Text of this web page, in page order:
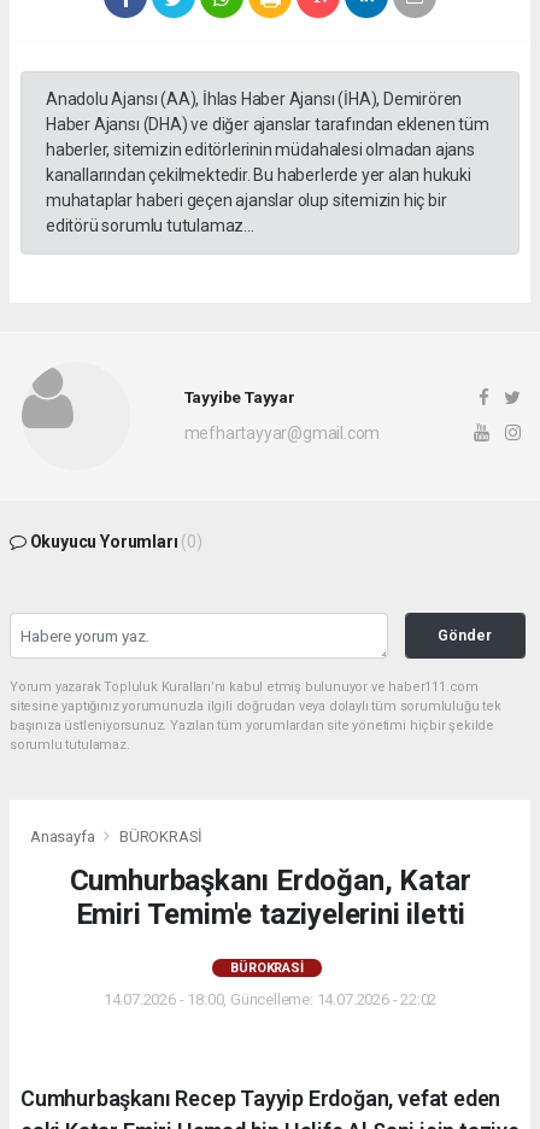
Anadolu Ajansı (AA), İhlas Haber Ajansı (İHA), Demirören
Haber Ajansı (DHA) ve diğer ajanslar tarafından eklenen tüm
haberler, sitemizin editörlerinin müdahalesi olmadan ajans
kanallarından çekilmektedir. Bu haberlerde yer alan hukuki
muhataplar haberi geçen ajanslar olup sitemizin hiç bir
editörü sorumlu tutulamaz...
Tayyibe Tayyar
mefhartayyar@gmail.com
Okuyucu Yorumları (0)
Gönder
Yorum yazarak Topluluk Kuralları’nı kabul etmiş bulunuyor ve haber111.com
sitesine yaptığınız yorumunuzla ilgili doğrudan veya dolaylı tüm sorumluluğu tek
başınıza üstleniyorsunuz. Yazılan tüm yorumlardan site yönetimi hiçbir şekilde
sorumlu tutulamaz.
Anasayfa BÜROKRASİ
Cumhurbaşkanı Erdoğan, Katar
Emiri Temim'e taziyelerini iletti
BÜROKRASİ
14.07.2026 - 18:00, Güncelleme: 14.07.2026 - 22:02
Cumhurbaşkanı Recep Tayyip Erdoğan, vefat eden